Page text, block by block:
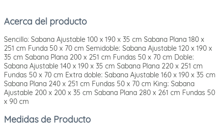
Acerca del producto
Sencillo: Sabana Ajustable 100 x 190 x 35 cm Sabana Plana 180 x
251 cm Funda 50 x 70 cm Semidoble: Sabana Ajustable 120 x 190 x
35 cm Sabana Plana 200 x 251 cm Fundas 50 x 70 cm Doble:
Sabana Ajustable 140 x 190 x 35 cm Sabana Plana 220 x 251 cm
Fundas 50 x 70 cm Extra doble: Sabana Ajustable 160 x 190 x 35 cm
Sabana Plana 240 x 251 cm Fundas 50 x 70 cm King: Sabana
Ajustable 200 x 200 x 35 cm Sabana Plana 280 x 261 cm Fundas 50
x 90 cm
Medidas de Producto